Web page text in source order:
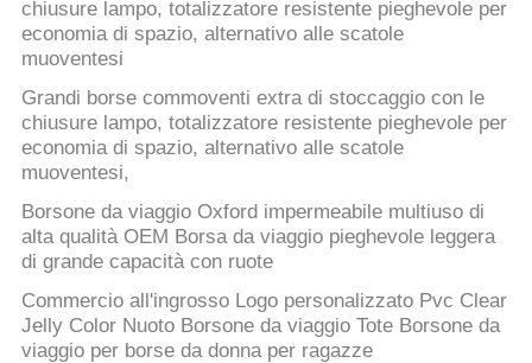
chiusure lampo, totalizzatore resistente pieghevole per
economia di spazio, alternativo alle scatole
muoventesi
Grandi borse commoventi extra di stoccaggio con le
chiusure lampo, totalizzatore resistente pieghevole per
economia di spazio, alternativo alle scatole
muoventesi,
Borsone da viaggio Oxford impermeabile multiuso di
alta qualità OEM Borsa da viaggio pieghevole leggera
di grande capacità con ruote
Commercio all'ingrosso Logo personalizzato Pvc Clear
Jelly Color Nuoto Borsone da viaggio Tote Borsone da
viaggio per borse da donna per ragazze